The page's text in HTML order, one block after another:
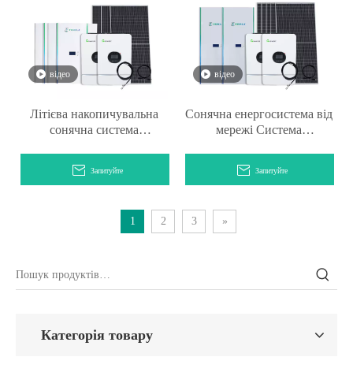
відео
Літієва накопичувальна
сонячна система
Запитуйте
відео
Сонячна енергосистема від
мережі Система
Запитуйте
1 2 3 »
Категорія товару